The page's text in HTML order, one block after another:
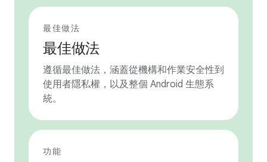
最佳做法
最佳做法
遵循最佳做法，涵蓋從機構和作業安全性到
使用者隱私權，以及整個 Android 生態系
統。
功能